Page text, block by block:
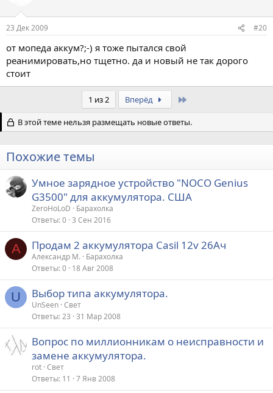
23 Дек 2009 #20
от мопеда аккум?;-) я тоже пытался свой
реанимировать,но тщетно. да и новый не так дорого
стоит
1 из 2 Вперёд
В этой теме нельзя размещать новые ответы.
Похожие темы
Умное зарядное устройство "NOCO Genius
G3500" для аккумулятора. США
ZeroHoLoD
Барахолка
Ответы 0 3 Сен 2016
А Продам 2 аккумулятора Casil 12v 26Aч
Александр М. Барахолка
Ответы 0 18 Авг 2008
U Выбор типа аккумулятора.
UnSeen Свет
Ответы 23 31 Мар 2008
Вопрос по миллионникам о неисправности и
замене аккумулятора.
rot Свет
Ответы 11 7 Янв 2008